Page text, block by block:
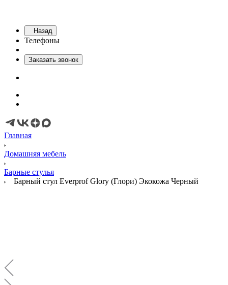
Назад
Телефоны
Заказать звонок
Главная
Домашняя мебель
Барные стулья
Барный стул Everprof Glory (Глори) Экокожа Черный